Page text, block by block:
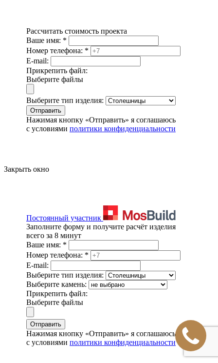
Рассчитать стоимость проекта
Ваше имя: *
Номер телефона: *
E-mail:
Прикрепить файл:
Выберите файлы
Выберите тип изделия:
Отправить
Нажимая кнопку «Отправить» я соглашаюсь
с условиями политики конфиденциальности
Закрыть окно
Постоянный участник
Заполните форму и получите расчёт изделия
всего за 8 минут
Ваше имя: *
Номер телефона: *
E-mail:
Выберите тип изделия:
Выберите камень:
Прикрепить файл:
Выберите файлы
Отправить
Нажимая кнопку «Отправить» я соглашаюсь
с условиями политики конфиденциальности